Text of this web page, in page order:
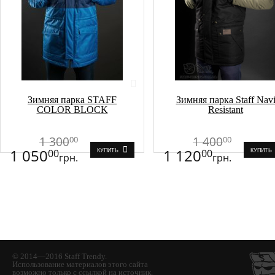
Зимняя парка STAFF
COLOR BLOCK
1 30000
1 05000грн.
КУПИТЬ
Зимняя парка Staff Navi
Resistant
1 40000
1 12000грн.
КУПИТЬ
© 2014—2016 Staff Trendy.
Использование материалов этого сайта
возможно только с ссылкой на источник.